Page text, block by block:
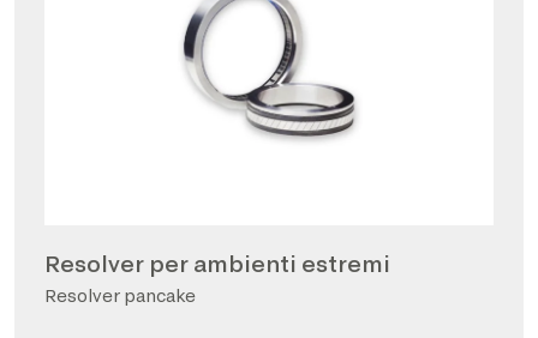
Resolver per ambienti estremi
Resolver pancake